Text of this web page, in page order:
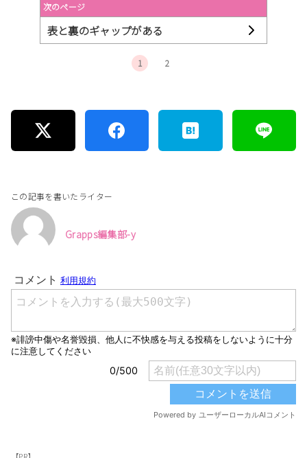
次のページ
表と裏のギャップがある
1 2
この記事を書いたライター
Grapps編集部-y